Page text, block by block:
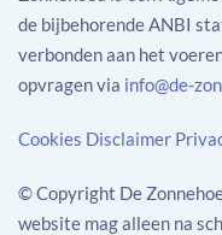
de bijbehorende ANBI
verbonden aan het
opvragen via info@de-
Cookies Disclaimer
© Copyright De
website mag alleen na